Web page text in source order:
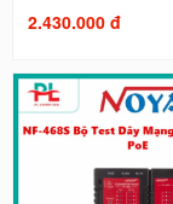
2.430.000 đ